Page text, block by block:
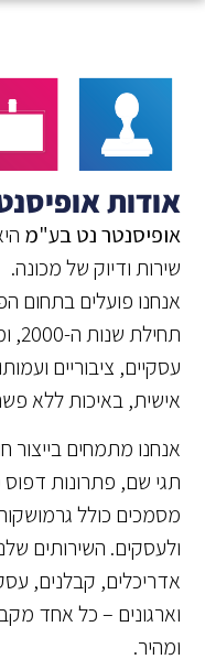
אודות
אופיסנטר נט בע"מ
שירות ודיוק של מכונה.
אנחנו פועלים בתחום
עסקיים, ציבוריים
אישית, באיכות ללא
אנחנו מתמחים
תגי שם, פתרונות דפוס
מסמכים כולל
ולעסקים. השירותים
אדריכלים, קבלנים,
וארגונים – כל אחד
ומהיר.